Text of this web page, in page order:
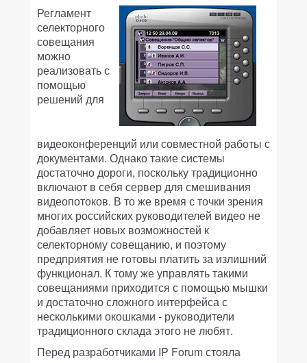
Регламент
селекторного
совещания
можно
реализовать с
помощью
решений для
видеоконференций или совместной работы с
документами. Однако такие системы
достаточно дороги, поскольку традиционно
включают в себя сервер для смешивания
видеопотоков. В то же время с точки зрения
многих российских руководителей видео не
добавляет новых возможностей к
селекторному совещанию, и поэтому
предприятия не готовы платить за излишний
функционал. К тому же управлять такими
совещаниями приходится с помощью мышки
и достаточно сложного интерфейса с
несколькими окошками - руководители
традиционного склада этого не любят.
Перед разработчиками IP Forum стояла